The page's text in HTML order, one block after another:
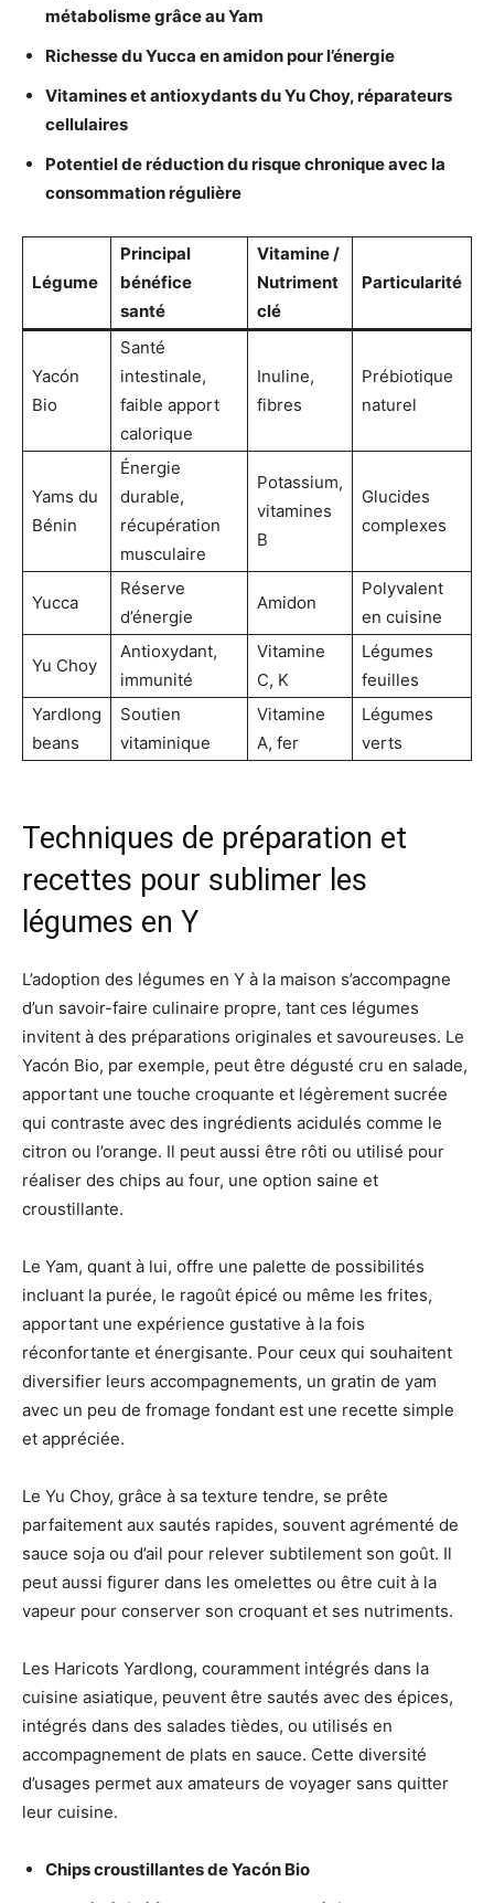
métabolisme grâce au Yam
Richesse du Yucca en amidon pour l’énergie
Vitamines et antioxydants du Yu Choy, réparateurs
cellulaires
Potentiel de réduction du risque chronique avec la
consommation régulière
Légume
Principal
bénéfice
santé
Vitamine /
Nutriment
clé
Particularité
Yacón
Bio
Santé
intestinale,
faible apport
calorique
Inuline,
fibres
Prébiotique
naturel
Yams du
Bénin
Énergie
durable,
récupération
musculaire
Potassium,
vitamines
B
Glucides
complexes
Yucca
Réserve
d’énergie
Amidon
Polyvalent
en cuisine
Yu Choy
Antioxydant,
immunité
Vitamine
C, K
Légumes
feuilles
Yardlong
beans
Soutien
vitaminique
Vitamine
A, fer
Légumes
verts
Techniques de préparation et
recettes pour sublimer les
légumes en Y
L’adoption des légumes en Y à la maison s’accompagne
d’un savoir-faire culinaire propre, tant ces légumes
invitent à des préparations originales et savoureuses. Le
Yacón Bio, par exemple, peut être dégusté cru en salade,
apportant une touche croquante et légèrement sucrée
qui contraste avec des ingrédients acidulés comme le
citron ou l’orange. Il peut aussi être rôti ou utilisé pour
réaliser des chips au four, une option saine et
croustillante.
Le Yam, quant à lui, offre une palette de possibilités
incluant la purée, le ragoût épicé ou même les frites,
apportant une expérience gustative à la fois
réconfortante et énergisante. Pour ceux qui souhaitent
diversifier leurs accompagnements, un gratin de yam
avec un peu de fromage fondant est une recette simple
et appréciée.
Le Yu Choy, grâce à sa texture tendre, se prête
parfaitement aux sautés rapides, souvent agrémenté de
sauce soja ou d’ail pour relever subtilement son goût. Il
peut aussi figurer dans les omelettes ou être cuit à la
vapeur pour conserver son croquant et ses nutriments.
Les Haricots Yardlong, couramment intégrés dans la
cuisine asiatique, peuvent être sautés avec des épices,
intégrés dans des salades tièdes, ou utilisés en
accompagnement de plats en sauce. Cette diversité
d’usages permet aux amateurs de voyager sans quitter
leur cuisine.
Chips croustillantes de Yacón Bio